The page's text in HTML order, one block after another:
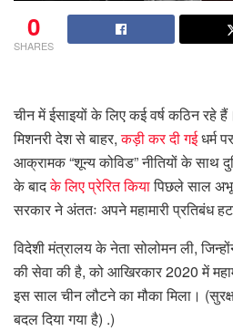
0
SHARES
चीन में ईसाइयों के लिए कई वर्ष कठिन रहे
मिशनरी देश से बाहर,कड़ी कर दी गईधर्म
आक्रामक “शून्य कोविड” नीतियों के साथ
के बादके लिए प्रेरित कियापिछले साल
सरकार ने अंततः अपने महामारी प्रतिबंध
विदेशी मंत्रालय के नेता सोलोमन ली,
की सेवा की है, को आखिरकार 2020 में
इस साल चीन लौटने का मौका मिला।
बदल दिया गया है) .)